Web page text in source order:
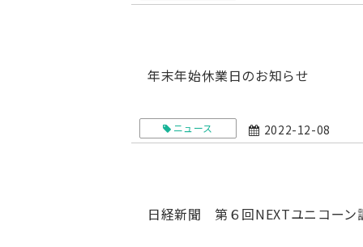
年末年始休業日のお知らせ
ニュース 2022-12-08
日経新聞 第６回NEXTユニコーン